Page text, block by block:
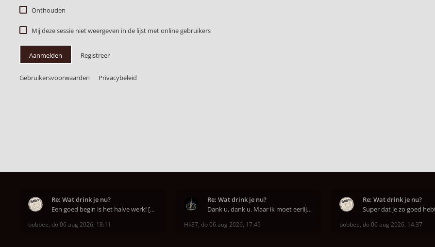
Onthouden
Mij deze sessie niet weergeven in de lijst met online gebruikers
Aanmelden Registreer
Gebruikersvoorwaarden Privacybeleid
Re: Wat drink je nu?
Een goed begin is het halve werk! [emoji6]
bobbee, do 06 aug 2026, 18:11
Re: Wat drink je nu?
Dank u, dank u. Maar ik moet eerlijk bekennen da
Hk87, do 06 aug 2026, 17:49
Re: Wat drink je nu?
bobbee, do 06 aug 2026, 14:37